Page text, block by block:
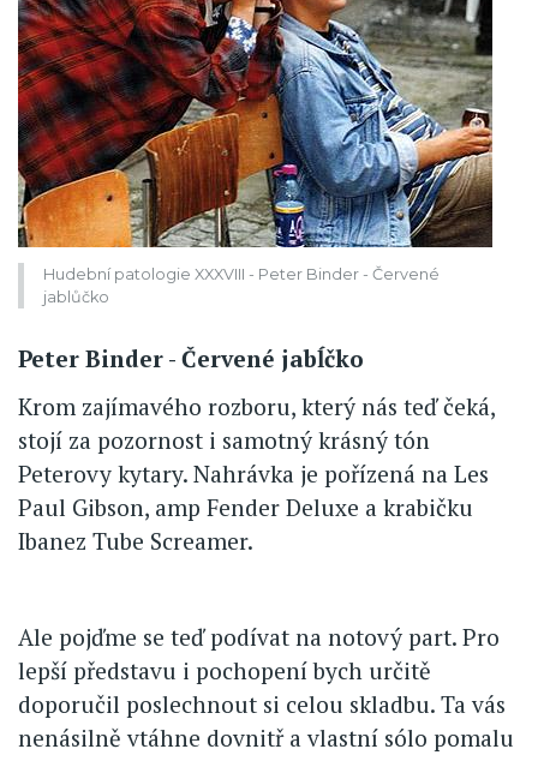
Hudební patologie XXXVIII - Peter Binder - Červené
jablůčko
Peter Binder - Červené jabĺčko
Krom zajímavého rozboru, který nás teď čeká,
stojí za pozornost i samotný krásný tón
Peterovy kytary. Nahrávka je pořízená na Les
Paul Gibson, amp Fender Deluxe a krabičku
Ibanez Tube Screamer.
Ale pojďme se teď podívat na notový part. Pro
lepší představu i pochopení bych určitě
doporučil poslechnout si celou skladbu. Ta vás
nenásilně vtáhne dovnitř a vlastní sólo pomalu